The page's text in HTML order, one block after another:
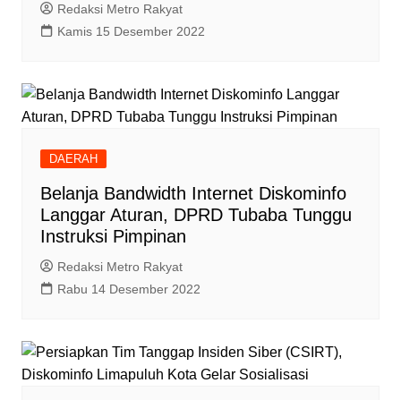
Redaksi Metro Rakyat
Kamis 15 Desember 2022
DAERAH
Belanja Bandwidth Internet Diskominfo
Langgar Aturan, DPRD Tubaba Tunggu
Instruksi Pimpinan
Redaksi Metro Rakyat
Rabu 14 Desember 2022